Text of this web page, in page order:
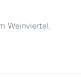
Weinviertel,